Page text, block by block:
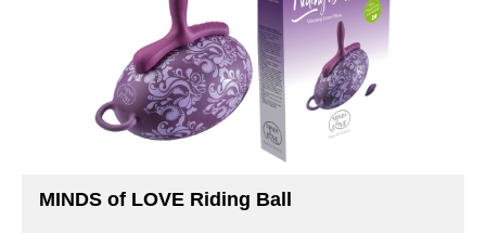
MINDS of LOVE Riding Ball